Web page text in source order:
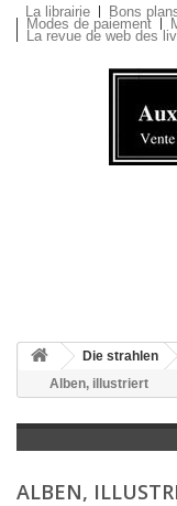
La librairie Bons
Modes de paiement
La revue de web des
Die strahlen
Alben, illustriert
ALBEN,